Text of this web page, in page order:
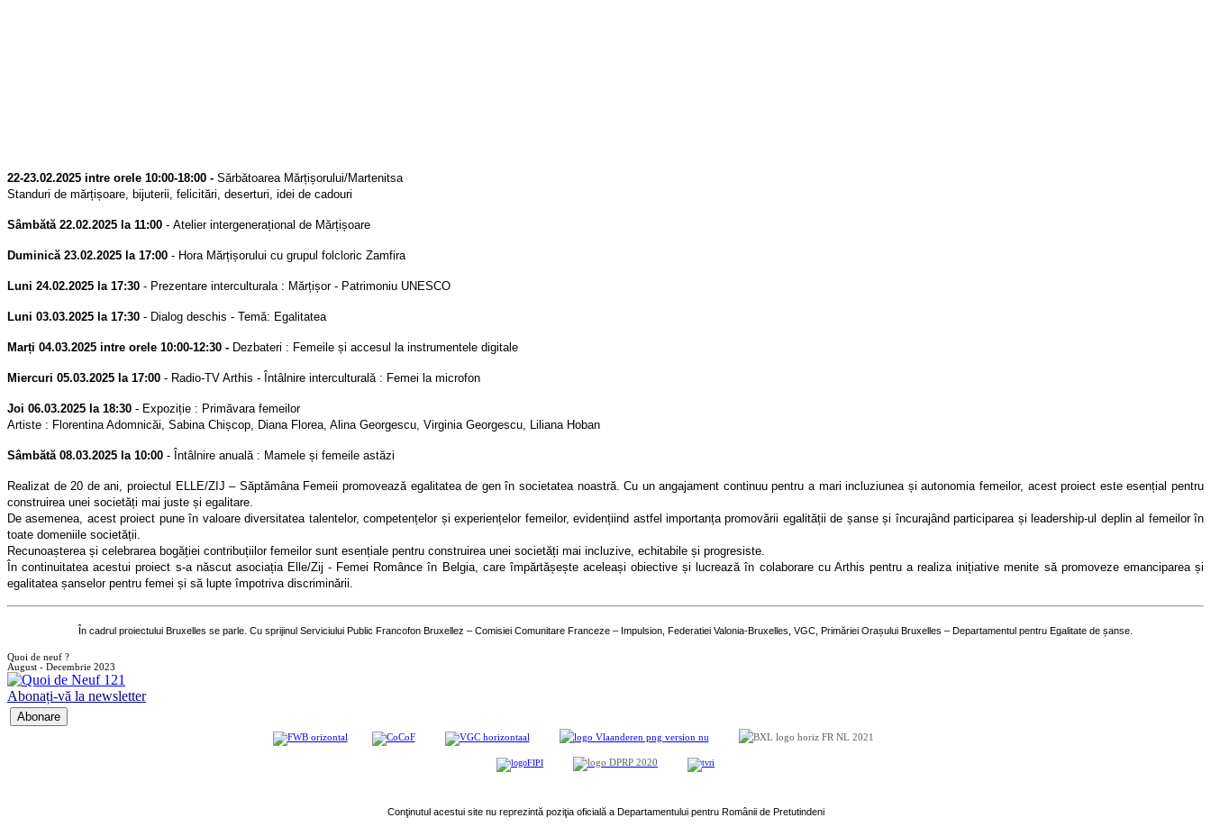
22-23.02.2025 intre orele 10:00-18:00 - Sărbătoarea Mărțișorului/Martenitsa
Standuri de mărțișoare, bijuterii, felicitări, deserturi, idei de cadouri
Sâmbătă 22.02.2025 la 11:00 - Atelier intergenerațional de Mărțișoare
Duminică 23.02.2025 la 17:00 - Hora Mărțișorului cu grupul folcloric Zamfira
Luni 24.02.2025 la 17:30 - Prezentare interculturala : Mărțișor - Patrimoniu UNESCO
Luni 03.03.2025 la 17:30 - Dialog deschis - Temă: Egalitatea
Marți 04.03.2025 intre orele 10:00-12:30 - Dezbateri : Femeile și accesul la instrumentele digitale
Miercuri 05.03.2025 la 17:00 - Radio-TV Arthis - Întâlnire interculturală : Femei la microfon
Joi 06.03.2025 la 18:30 - Expoziție : Primăvara femeilor
Artiste : Florentina Adomnicăi, Sabina Chișcop, Diana Florea, Alina Georgescu, Virginia Georgescu, Liliana Hoban
Sâmbătă 08.03.2025 la 10:00 - Întâlnire anuală : Mamele și femeile astăzi
Realizat de 20 de ani, proiectul ELLE/ZIJ – Săptămâna Femeii promovează egalitatea de gen în societatea noastră. Cu un angajament continuu pentru a mari incluziunea și autonomia femeilor, acest proiect este esențial pentru
construirea unei societăți mai juste și egalitare.
De asemenea, acest proiect pune în valoare diversitatea talentelor, competențelor și experiențelor femeilor, evidențiind astfel importanța promovării egalității de șanse și încurajând participarea și leadership-ul deplin al femeilor în
toate domeniile societății.
Recunoașterea și celebrarea bogăției contribuțiilor femeilor sunt esențiale pentru construirea unei societăți mai incluzive, echitabile și progresiste.
În continuitatea acestui proiect s-a născut asociația Elle/Zij - Femei Românce în Belgia, care împărtășește aceleași obiective și lucrează în colaborare cu Arthis pentru a realiza inițiative menite să promoveze emanciparea și
egalitatea șanselor pentru femei și să lupte împotriva discriminării.
În cadrul proiectului Bruxelles se parle. Cu sprijinul Serviciului Public Francofon Bruxellez – Comisiei Comunitare Franceze – Impulsion, Federatiei Valonia-Bruxelles, VGC, Primăriei Orașului Bruxelles – Departamentul pentru Egalitate de șanse.
Quoi de neuf ?
August - Decembrie 2023
Abonați-vă la newsletter
Conţinutul acestui site nu reprezintă poziţia oficială a Departamentului pentru Românii de Pretutindeni